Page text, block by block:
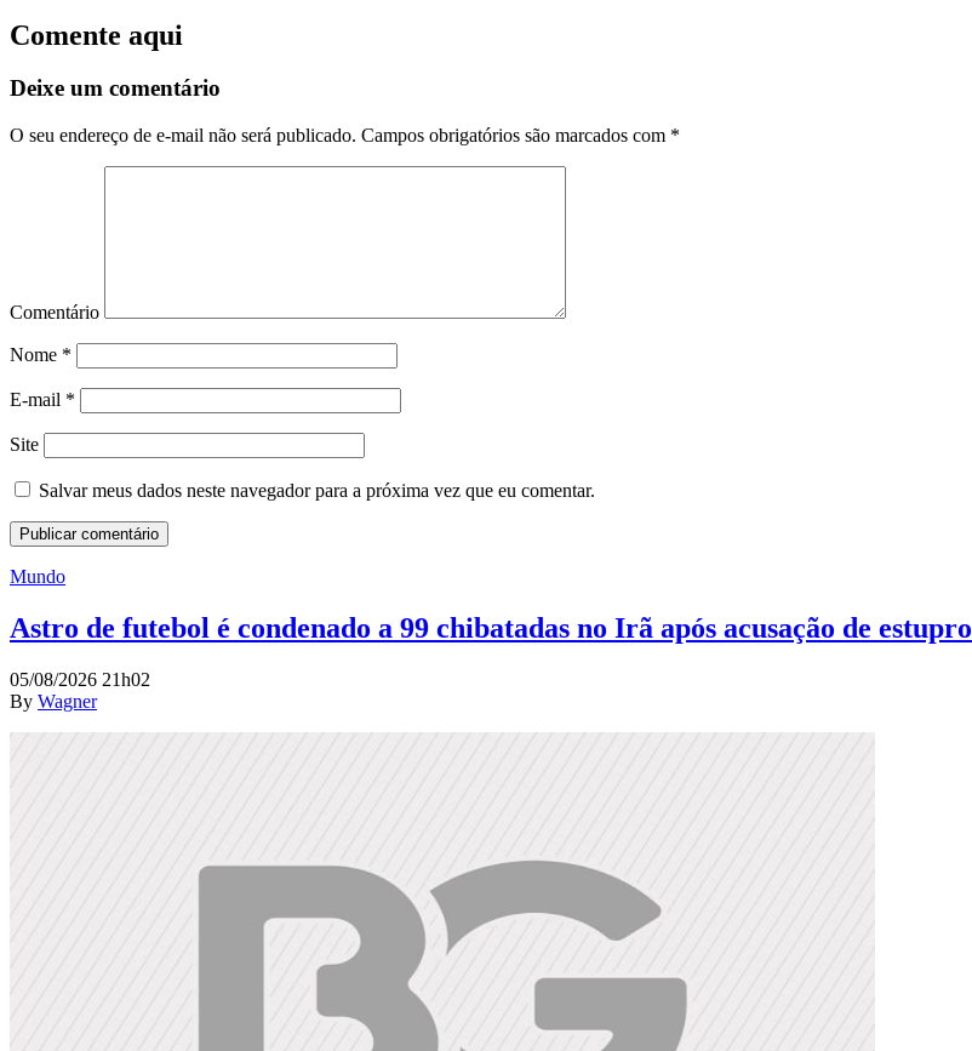
Comente aqui
Deixe um comentário
O seu endereço de e-mail não será publicado. Campos obrigatórios são marcados com *
Comentário
Nome *
E-mail *
Site
Salvar meus dados neste navegador para a próxima vez que eu comentar.
Mundo
Astro de futebol é condenado a 99 chibatadas no Irã após acusação de estupro
05/08/2026 21h02
By Wagner